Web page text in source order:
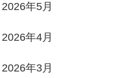
2026年5月
2026年4月
2026年3月